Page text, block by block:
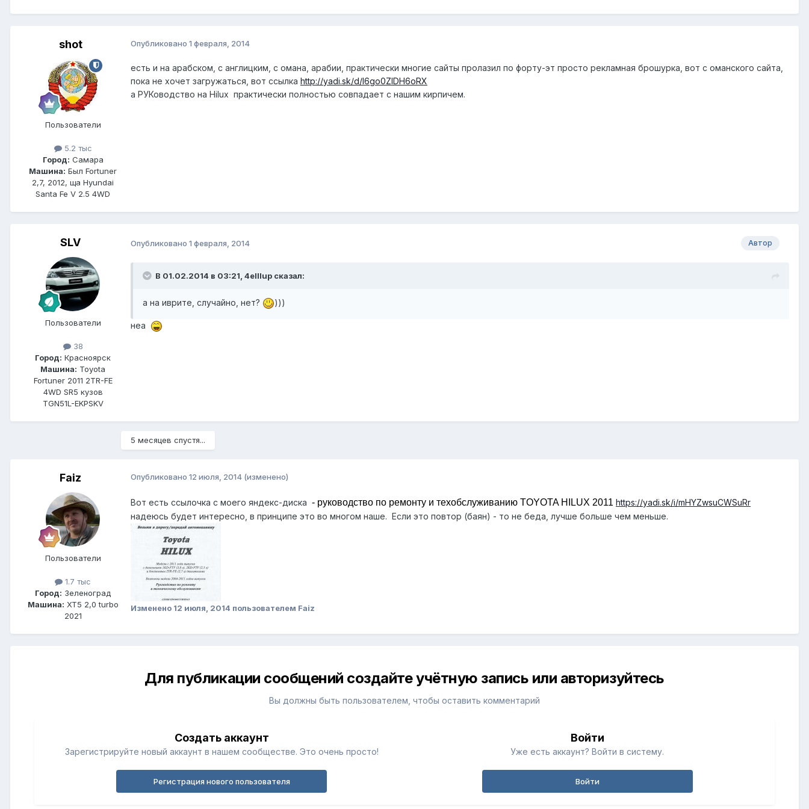
shot
Пользователи
5.2 тыс
Город: Самара
Машина: Был Fortuner
2,7, 2012, ща Hyundai
Santa Fe V 2.5 4WD
Опубликовано 1 февраля, 2014
есть и на арабском, с англицким, с омана, арабии, практически многие сайты пролазил по форту-эт просто рекламная брошурка, вот с оманского сайта,
пока не хочет загружаться, вот ссылка http://yadi.sk/d/l6go0ZIDH6oRX
а РУКоводство на Hilux практически полностью совпадает с нашим кирпичем.
SLV
Пользователи
38
Город: Красноярск
Машина: Toyota
Fortuner 2011 2TR-FE
4WD SR5 кузов
TGN51L-EKPSKV
Автор
Опубликовано 1 февраля, 2014
В 01.02.2014 в 03:21, 4elllup сказал:
а на иврите, случайно, нет? )))
неа
5 месяцев спустя...
Faiz
Пользователи
1.7 тыс
Город: Зеленоград
Машина: XT5 2,0 turbo
2021
Опубликовано 12 июля, 2014 (изменено)
Вот есть ссылочка с моего яндекс-диска - руководство по ремонту и техобслуживанию TOYOTA HILUX 2011 https://yadi.sk/i/mHYZwsuCWSuRr
надеюсь будет интересно, в принципе это во многом наше. Если это повтор (баян) - то не беда, лучше больше чем меньше.
Изменено 12 июля, 2014 пользователем Faiz
Для публикации сообщений создайте учётную запись или авторизуйтесь
Вы должны быть пользователем, чтобы оставить комментарий
Создать аккаунт
Зарегистрируйте новый аккаунт в нашем сообществе. Это очень просто!
Регистрация нового пользователя
Войти
Уже есть аккаунт? Войти в систему.
Войти